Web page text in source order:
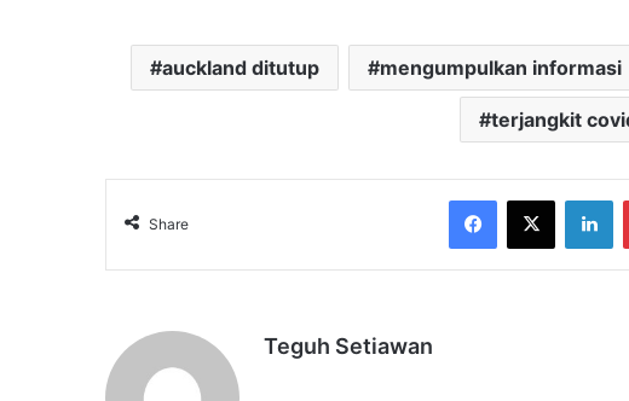
auckland ditutup mengumpulkan informasi
terjangkit
Share
Facebook
X
Teguh Setiawan